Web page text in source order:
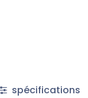
spécifications